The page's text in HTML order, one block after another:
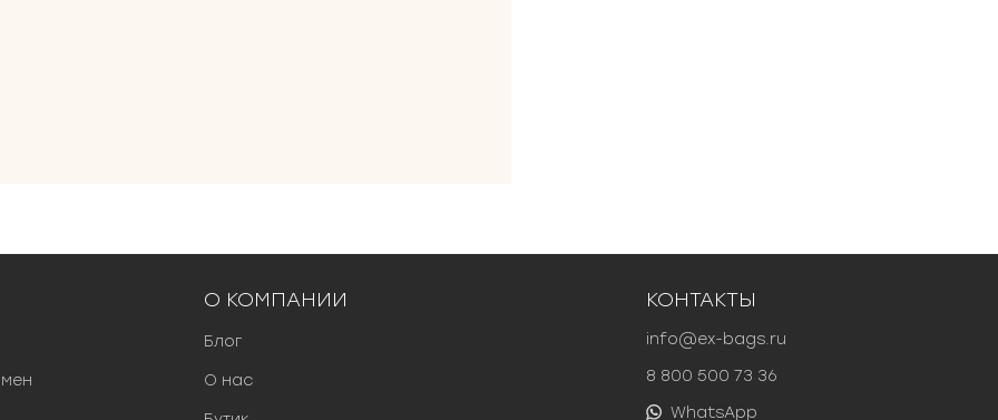
О КОМПАНИИ
Блог
О нас
КОНТАКТЫ
info@ex-bags.ru
8 800 500 73 36
WhatsApp